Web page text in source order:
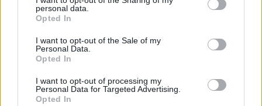
personal data.
Opted In
I want to opt-out of the Sale of my
Personal Data.
Opted In
I want to opt-out of processing my
Personal Data for Targeted Advertising.
Opted In
Dalí, Sogno causato dal
descrizione
STORIA DELL'ARTE
Storia dell'arte, la